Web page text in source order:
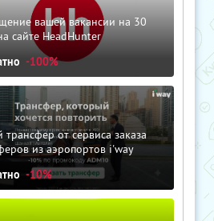
вашей вакансии на 30
сайте HeadHunter
-100%
от сервиса заказа
из аэропортов i'way
-10%